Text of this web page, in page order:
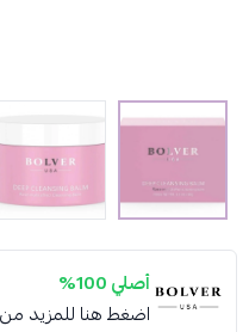
أصلي 100%
اضغط هنا للمزيد